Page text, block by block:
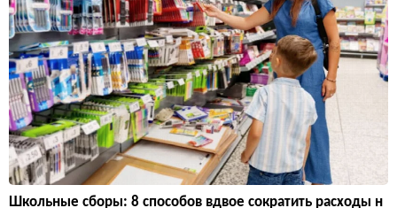
Школьные сборы: 8 способов вдвое сократить расходы н